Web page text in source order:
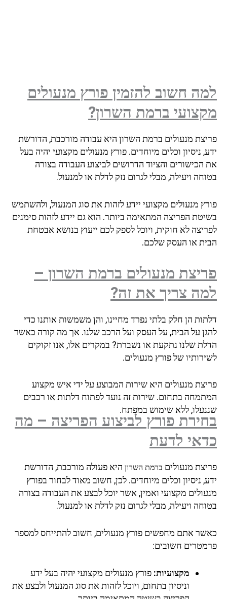
למה חשוב להזמין פורץ מנעולים
מקצועי ברמת השרון?
פריצת מנעולים ברמת השרון היא עבודה מורכבת, הדורשת
ידע, ניסיון וכלים מיוחדים. פורץ מנעולים מקצועי יהיה בעל
את הכישורים והציוד הדרושים לביצוע העבודה בצורה
בטוחה ויעילה, מבלי לגרום נזק לדלת או למנעול.
פורץ מנעולים מקצועי יידע לזהות את סוג המנעול, ולהשתמש
בשיטת הפריצה המתאימה ביותר. הוא גם יידע לזהות סימנים
לפריצה לא חוקית, ויוכל לספק לכם ייעוץ בנושא אבטחת
הבית או העסק שלכם.
פריצת מנעולים ברמת השרון –
למה צריך את זה?
דלתות הן חלק בלתי נפרד מחיינו, והן משמשות אותנו כדי
להגן על הבית, על העסק ועל הרכב שלנו. אך מה קורה כאשר
הדלת שלנו נתקעת או נשברת? במקרים אלו, אנו זקוקים
לשירותיו של פורץ מנעולים.
פריצת מנעולים היא שירות המבוצע על ידי איש מקצוע
המתמחה בתחום. שירות זה נועד לפתוח דלתות או רכבים
שננעלו, ללא שימוש במפתח.
בחירת פורץ לביצוע הפריצה – מה
כדאי לדעת
פריצת מנעולים ברמת השרון היא פעולה מורכבת, הדורשת
ידע, ניסיון וכלים מיוחדים. לכן, חשוב מאוד לבחור בפורץ
מנעולים מקצועי ואמין, אשר יוכל לבצע את העבודה בצורה
בטוחה ויעילה, מבלי לגרום נזק לדלת או למנעול.
כאשר אתם מחפשים פורץ מנעולים, חשוב להתייחס למספר
פרמטרים חשובים:
מקצועיות: פורץ מנעולים מקצועי יהיה בעל ידע
וניסיון בתחום, ויוכל לזהות את סוג המנעול ולבצע את